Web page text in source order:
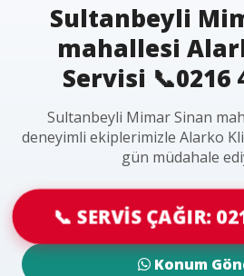
Sultanbeyli
mahallesi
Servisi 📞0216
Sultanbeyli Mimar Sinan
deneyimli ekiplerimizle Alarko
gün müdahale
📞 SERVİS ÇAĞIR:
Konum